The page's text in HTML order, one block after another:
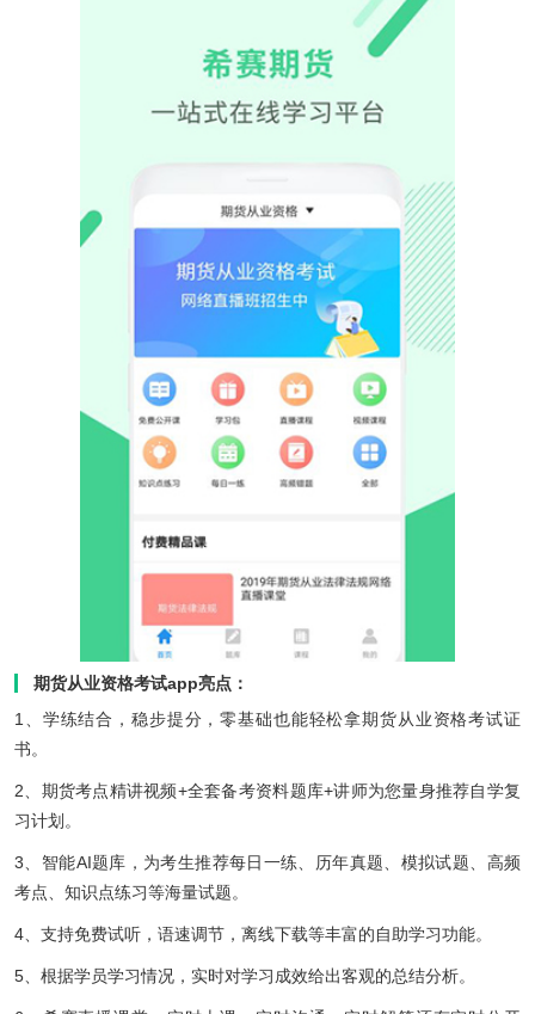
期货从业资格考试app亮点：
1、学练结合，稳步提分，零基础也能轻松拿期货从业资格考试证
书。
2、期货考点精讲视频+全套备考资料题库+讲师为您量身推荐自学复
习计划。
3、智能AI题库，为考生推荐每日一练、历年真题、模拟试题、高频
考点、知识点练习等海量试题。
4、支持免费试听，语速调节，离线下载等丰富的自助学习功能。
5、根据学员学习情况，实时对学习成效给出客观的总结分析。